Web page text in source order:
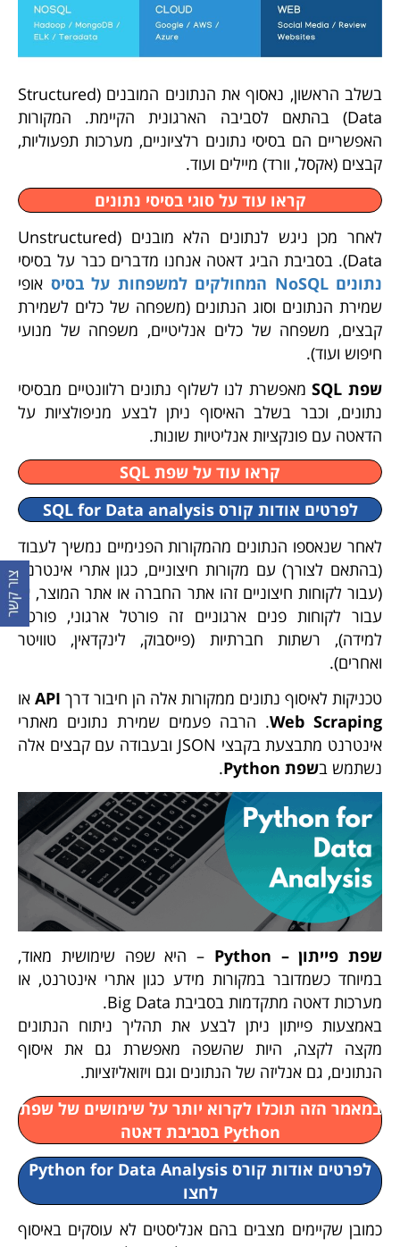
בשלב הראשון, נאסוף את הנתונים המובנים (Structured
Data) בהתאם לסביבה הארגונית הקיימת. המקורות
האפשריים הם בסיסי נתונים רלציוניים, מערכות תפעוליות,
קבצים (אקסל, וורד) מיילים ועוד.
קראו עוד על סוגי בסיסי נתונים
לאחר מכן ניגש לנתונים הלא מובנים (Unstructured
Data). בסביבת הביג דאטה אנחנו מדברים כבר על בסיסי
נתונים NoSQL המחולקים למשפחות על בסיס
אופי
שמירת הנתונים וסוג הנתונים (משפחה של כלים לשמירת
קבצים, משפחה של כלים אנליטיים, משפחה של מנועי
חיפוש ועוד).
שפת SQLמאפשרת לנו לשלוף נתונים רלוונטיים מבסיסי
נתונים, וכבר בשלב האיסוף ניתן לבצע מניפולציות על
הדאטה עם פונקציות אנליטיות שונות.
קראו עוד על שפת SQL
לפרטים אודות קורס SQL for Data analysis
לאחר שנאספו הנתונים מהמקורות הפנימיים נמשיך לעבוד
(בהתאם לצורך) עם מקורות חיצוניים, כגון אתרי אינטרנט
(עבור לקוחות חיצוניים זהו אתר החברה או אתר המוצר, או
עבור לקוחות פנים ארגוניים זה פורטל ארגוני, פורטל
למידה), רשתות חברתיות (פייסבוק, לינקדאין, טוויטר
ואחרים).
טכניקות לאיסוף נתונים ממקורות אלה הן חיבור דרך API או
Web Scraping. הרבה פעמים שמירת נתונים מאתרי
אינטרנט מתבצעת בקבצי JSON ובעבודה עם קבצים אלה
נשתמש בשפת Python
.
שפת פייתון – Python – היא שפה שימושית מאוד,
במיוחד כשמדובר במקורות מידע כגון אתרי אינטרנט, או
מערכות דאטה מתקדמות בסביבת Big Data.
באמצעות פייתון ניתן לבצע את תהליך ניתוח הנתונים
מקצה לקצה, היות שהשפה מאפשרת גם את איסוף
הנתונים, גם אנליזה של הנתונים וגם ויזואליזציות.
במאמר הזה תוכלו לקרוא יותר על שימושים של שפת
Python בסביבת דאטה
לפרטים אודות קורס Python for Data Analysis
לחצו
כמובן שקיימים מצבים בהם אנליסטים לא עוסקים באיסוף